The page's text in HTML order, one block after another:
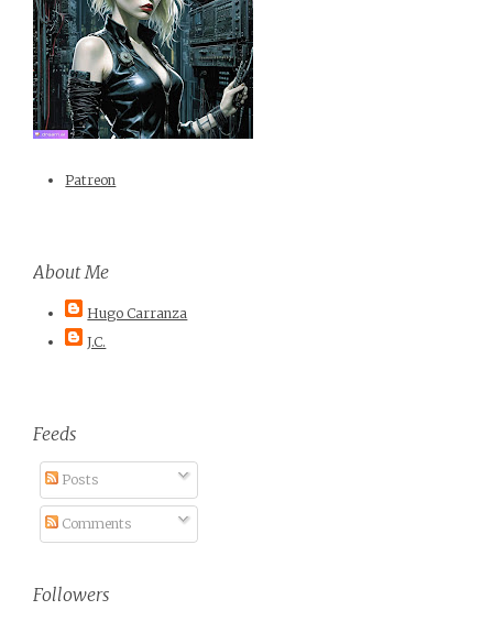
Patreon
About Me
Hugo Carranza
J.C.
Feeds
Posts
Comments
Followers